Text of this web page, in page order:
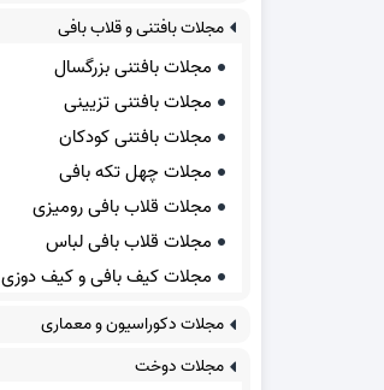
مجلات بافتنی و قلاب بافی
مجلات بافتنی بزرگسال
مجلات بافتنی تزیینی
مجلات بافتنی کودکان
مجلات چهل تکه بافی
مجلات قلاب بافی رومیزی
مجلات قلاب بافی لباس
مجلات کیف بافی و کیف دوزی
مجلات دکوراسیون و معماری
مجلات دوخت